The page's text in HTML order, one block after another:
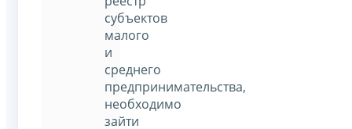
субъектов
малого
и
среднего
предпринимательства,
необходимо
зайти